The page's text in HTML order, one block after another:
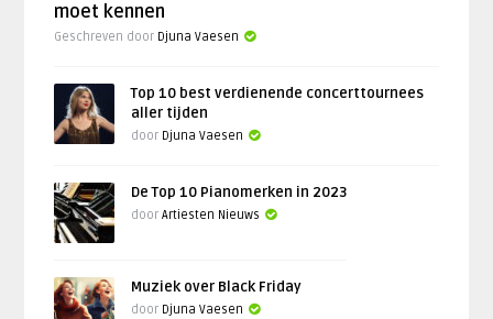
moet kennen
Geschreven door Djuna Vaesen
Top 10 best verdienende concerttournees
aller tijden
door Djuna Vaesen
De Top 10 Pianomerken in 2023
doorArtiesten Nieuws
Muziek over Black Friday
door Djuna Vaesen